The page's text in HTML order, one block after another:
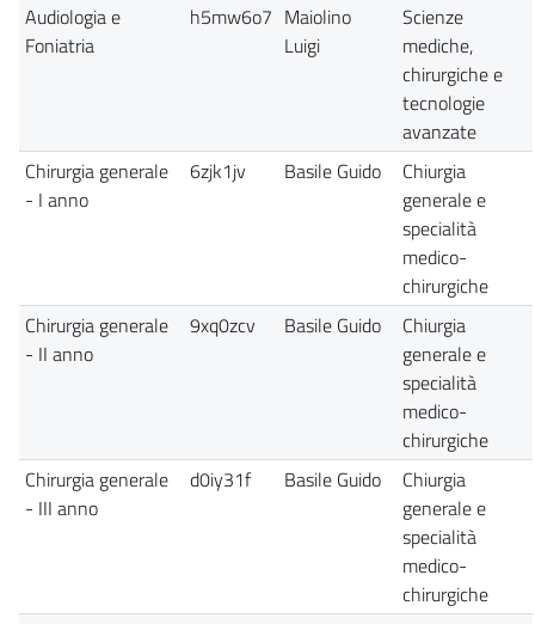
Audiologia e
Foniatria
h5mw6o7 Maiolino
Luigi
Scienze
mediche,
chirurgiche e
tecnologie
avanzate
Chirurgia generale
- I anno
6zjk1jv Basile Guido
Chiurgia
generale e
specialità
medico-
chirurgiche
Chirurgia generale
- II anno
9xq0zcv Basile Guido
Chiurgia
generale e
specialità
medico-
chirurgiche
Chirurgia generale
- III anno
d0iy31f Basile Guido
Chiurgia
generale e
specialità
medico-
chirurgiche